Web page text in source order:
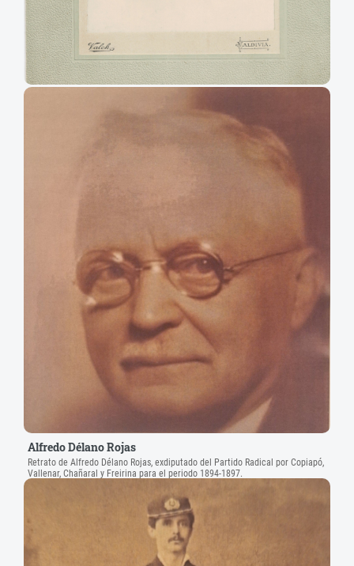
Retrato de Daniel Ortúzar Cuevas, exdiputado del Partido Conservador por
Caupolicán (1903-1906) y San Fernando por cuatro períodos legislativos
Alfredo Délano Rojas
Retrato de Alfredo Délano Rojas, exdiputado del Partido Radical por Copiapó,
Vallenar, Chañaral y Freirina para el periodo 1894-1897.